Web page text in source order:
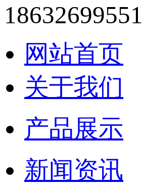
18632699551
网站首页
关于我们
产品展示
新闻资讯